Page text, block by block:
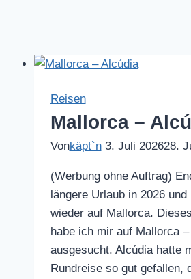
Reisen
Mallorca –
Vonkäpt`n 3. Juli 202628.
(Werbung ohne Auftrag)
längere Urlaub in 2026
wieder auf Mallorca.
habe ich mir auf Mallorca
ausgesucht. Alcúdia hatte
Rundreise so gut gefallen,